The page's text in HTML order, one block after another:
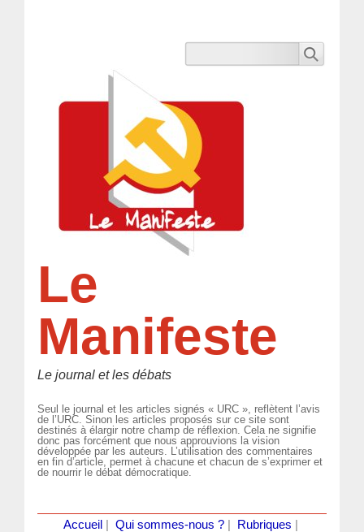
Le
Manifeste
Le journal et les débats
Seul le journal et les articles signés « URC », reflètent l’avis
de l’URC. Sinon les articles proposés sur ce site sont
destinés à élargir notre champ de réflexion. Cela ne signifie
donc pas forcément que nous approuvions la vision
développée par les auteurs. L’utilisation des commentaires
en fin d’article, permet à chacune et chacun de s’exprimer et
de nourrir le débat démocratique.
Accueil Qui sommes-nous ?| Rubriques